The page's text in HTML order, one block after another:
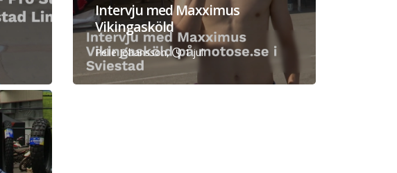
Intervju med Maxximus
Vikingasköld
Pelle Johansson, 1 jul